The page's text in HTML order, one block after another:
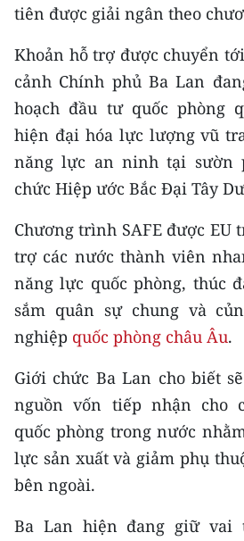
RADIO
MEDIA CENTER
E-Magazine
Video
Media Chính trị
Media Văn hóa
Media Xã hội
Media Pháp luật
Media Du lịch
Media Thế giới
Media Thể thao
Media Giáo dục
Media Y tế
tiên được giải ngân theo
Khoản hỗ trợ được chuyển
cảnh Chính phủ Ba Lan
hoạch đầu tư quốc phòng
hiện đại hóa lực lượng vũ
năng lực an ninh tại sườn
chức Hiệp ước Bắc Đại Tây
Chương trình SAFE được EU
trợ các nước thành viên
năng lực quốc phòng, thúc
sắm quân sự chung và
nghiệp quốc phòng châu Âu.
Giới chức Ba Lan cho biết
nguồn vốn tiếp nhận cho
quốc phòng trong nước
lực sản xuất và giảm phụ
bên ngoài.
Ba Lan hiện đang giữ vai